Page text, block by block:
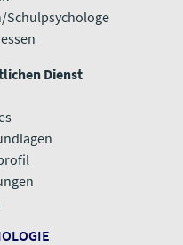
Schulpsychologe
Dienst